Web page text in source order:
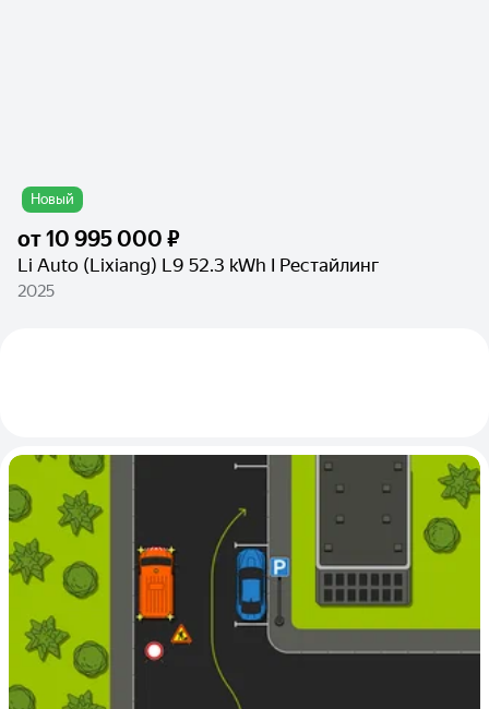
Новый
от10 995 000 ₽
Li Auto (Lixiang) L9 52.3 kWh I Рестайлинг
2025